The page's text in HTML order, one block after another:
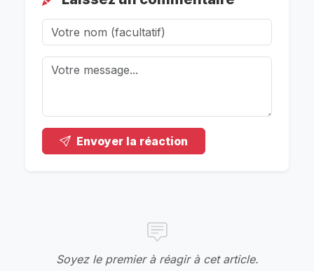
Envoyer la réaction
Soyez le premier à réagir à cet article.